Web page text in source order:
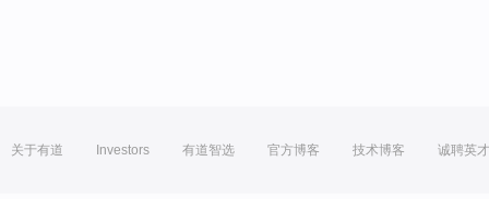
关于有道 Investors 有道智选 官方博客 技术博客 诚聘英才